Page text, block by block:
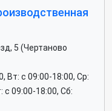
5 (Чертаново
Вт: c 09:00-18:00, Ср:
c 09:00-18:00, Сб: